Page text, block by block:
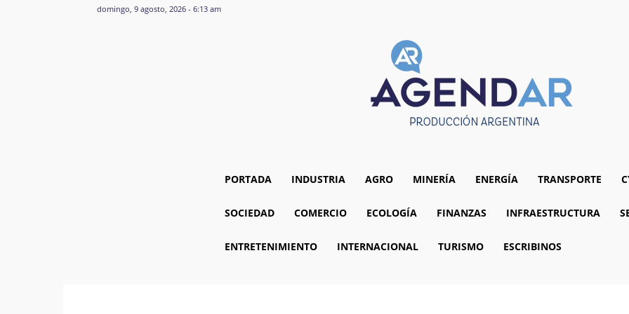
domingo, 9 agosto, 2026 - 6:13 am
PORTADA INDUSTRIA AGRO MINERÍA ENERGÍA TRANSPORTE
SOCIEDAD COMERCIO ECOLOGÍA FINANZAS INFRAESTRUCTURA
ENTRETENIMIENTO INTERNACIONAL TURISMO ESCRIBINOS